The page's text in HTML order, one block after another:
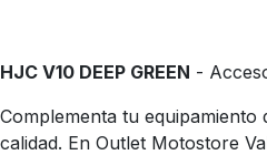
HJC V10 DEEP GREEN -
Complementa tu
calidad. En Outlet Motostore